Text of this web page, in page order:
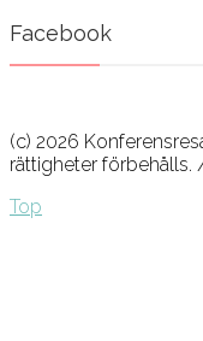
Facebook
(c) 2026
rättigheter förbehålls.
Top